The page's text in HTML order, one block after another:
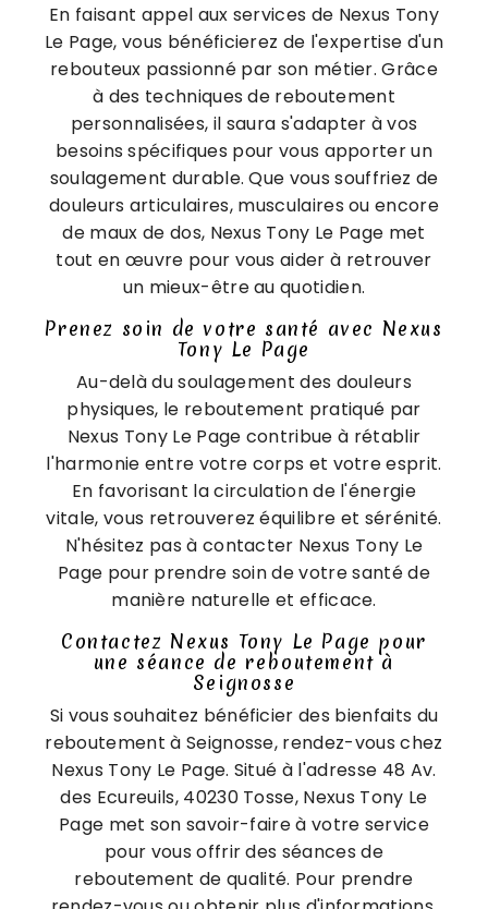
En faisant appel aux services de Nexus Tony
Le Page, vous bénéficierez de l'expertise d'un
rebouteux passionné par son métier. Grâce
à des techniques de reboutement
personnalisées, il saura s'adapter à vos
besoins spécifiques pour vous apporter un
soulagement durable. Que vous souffriez de
douleurs articulaires, musculaires ou encore
de maux de dos, Nexus Tony Le Page met
tout en œuvre pour vous aider à retrouver
un mieux-être au quotidien.
Prenez soin de votre santé avec Nexus
Tony Le Page
Au-delà du soulagement des douleurs
physiques, le reboutement pratiqué par
Nexus Tony Le Page contribue à rétablir
l'harmonie entre votre corps et votre esprit.
En favorisant la circulation de l'énergie
vitale, vous retrouverez équilibre et sérénité.
N'hésitez pas à contacter Nexus Tony Le
Page pour prendre soin de votre santé de
manière naturelle et efficace.
Contactez Nexus Tony Le Page pour
une séance de reboutement à
Seignosse
Si vous souhaitez bénéficier des bienfaits du
reboutement à Seignosse, rendez-vous chez
Nexus Tony Le Page. Situé à l'adresse 48 Av.
des Ecureuils, 40230 Tosse, Nexus Tony Le
Page met son savoir-faire à votre service
pour vous offrir des séances de
reboutement de qualité. Pour prendre